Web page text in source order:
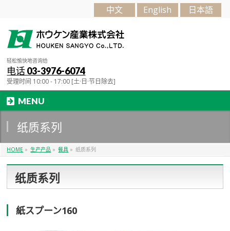
日本語
English
中文
轻松愉快地咨询给
电话 03-3976-6074
受理时间 10:00 - 17:00 [土·日·节日除去]
MENU
纸质系列
HOME » 生产产品 » 餐具 » 纸质系列
纸质系列
紙スプーン160